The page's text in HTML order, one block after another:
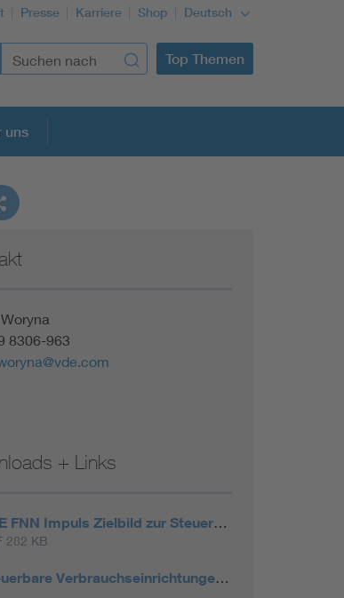
Presse Karriere Shop Deutsch
Top Themen
uns
8306-963
+ Links
VDE FNN Impuls Zielbild zur Steuerung in der Niederspannung
282 KB
Steuerbare Verbrauchseinrichtungen und Erzeugungsanlagen unter 100 kW – Wirksamkeit der Steuerung auf den Netzanschlusspunkt fokussieren